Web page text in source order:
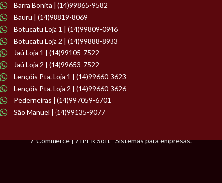
Barra Bonita | (14)99865-9582
Bauru | (14)98819-8069
Botucatu Loja 1 | (14)99809-0946
Botucatu Loja 2 | (14)99888-8983
Jaú Loja 1 | (14)99105-7522
Jaú Loja 2 | (14)99653-7522
Lençóis Pta. Loja 1 | (14)99660-3623
Lençóis Pta. Loja 2 | (14)99660-3626
Pederneiras | (14)997059-6701
São Manuel | (14)99135-9077
Z Commerce | ZIPER Soft - Sistemas para empresas.